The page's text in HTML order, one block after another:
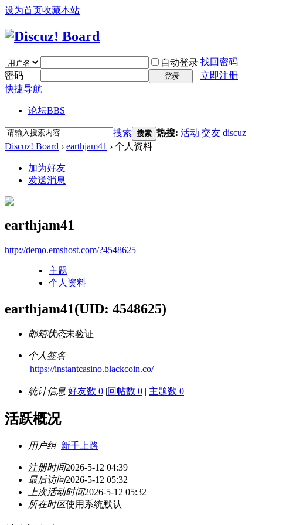
设为首页收藏本站
自动登录 找回密码
密码
登录
立即注册
快捷导航
论坛BBS
搜索 搜索 热搜: 活动 交友 discuz
Discuz! Board › earthjam41 › 个人资料
加为好友
发送消息
earthjam41
http://demo.emshost.com/?4548625
主题
个人资料
earthjam41(UID: 4548625)
邮箱状态未验证
个人签名
https://instantcasino.blackcoin.co/
统计信息 好友数 0 |回帖数 0 | 主题数 0
活跃概况
用户组 新手上路
注册时间2026-5-12 04:39
最后访问2026-5-12 05:32
上次活动时间2026-5-12 05:32
所在时区使用系统默认